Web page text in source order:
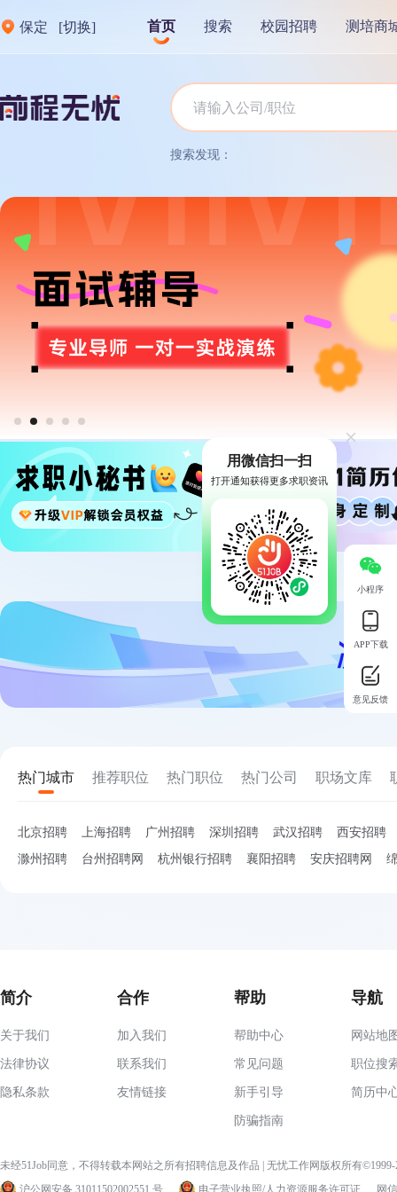
保定 [切换] 首页 搜索 校园招聘 测培商
搜索发现：
热门城市 推荐职位 热门职位 热门公司 职场文库
北京招聘 上海招聘 广州招聘 深圳招聘 武汉招聘
西安招聘
滁州招聘
台州招聘网 杭州银行招聘 襄阳招聘 安庆招聘网
简介
关于我们
法律协议
隐私条款
合作
加入我们
联系我们
友情链接
帮助
帮助中心
常见问题
新手引导
防骗指南
导航
网站地
职位搜
简历中
未经51Job同意，不得转载本网站之所有招聘信息及作品 | 无忧工作网版权所有
沪公网安备 31011502002551 号
电子营业执照/人力资源服务许可证 网
小程序
APP下载
意见反馈
用微信扫一扫
打开通知获得更多求职资讯